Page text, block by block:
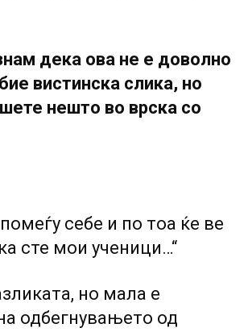
дека ова не е доволно
вистинска слика, но
нешто во врска со
помеѓу себе и по тоа ќе ве
сте мои ученици…“
но мала е
одбегнувањето од